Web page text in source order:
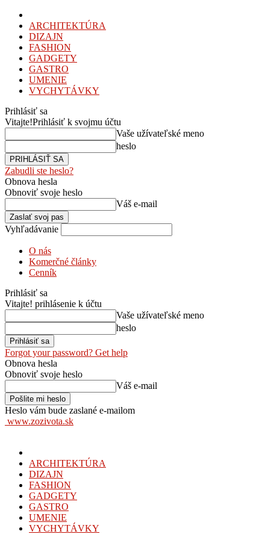
ARCHITEKTÚRA
DIZAJN
FASHION
GADGETY
GASTRO
UMENIE
VYCHYTÁVKY
Prihlásiť sa
Vitajte!Prihlásiť k svojmu účtu
Vaše užívateľské meno
heslo
Zabudli ste heslo?
Obnova hesla
Obnoviť svoje heslo
Váš e-mail
Vyhľadávanie
O nás
Komerčné články
Cenník
Prihlásiť sa
Vitajte! prihlásenie k účtu
Vaše užívateľské meno
heslo
Forgot your password? Get help
Obnova hesla
Obnoviť svoje heslo
Váš e-mail
Heslo vám bude zaslané e-mailom
www.zozivota.sk
ARCHITEKTÚRA
DIZAJN
FASHION
GADGETY
GASTRO
UMENIE
VYCHYTÁVKY